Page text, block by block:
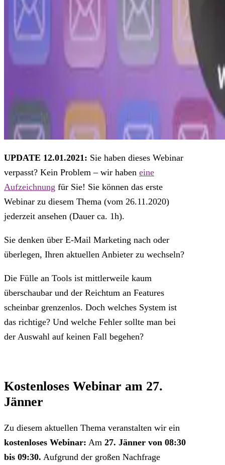
UPDATE 12.01.2021: Sie haben dieses Webinar
verpasst? Kein Problem – wir haben eine
Aufzeichnung für Sie! Sie können das erste
Webinar zu diesem Thema (vom 26.11.2020)
jederzeit ansehen (Dauer ca. 1h).
Sie denken über E-Mail Marketing nach oder
überlegen, Ihren aktuellen Anbieter zu wechseln?
Die Fülle an Tools ist mittlerweile kaum
überschaubar und der Reichtum an Features
scheinbar grenzenlos. Doch welches System ist
das richtige? Und welche Fehler sollte man bei
der Auswahl auf keinen Fall begehen?
Kostenloses Webinar am 27.
Jänner
Zu diesem aktuellen Thema veranstalten wir ein
kostenloses Webinar: Am 27. Jänner von 08:30
bis 09:30. Aufgrund der großen Nachfrage